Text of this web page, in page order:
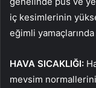
iç kesimlerinin
eğimli
HAVA SICAKLIĞI:
mevsim